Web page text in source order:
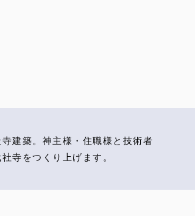
建築。神主様・住職様と技術者
寺をつくり上げます。